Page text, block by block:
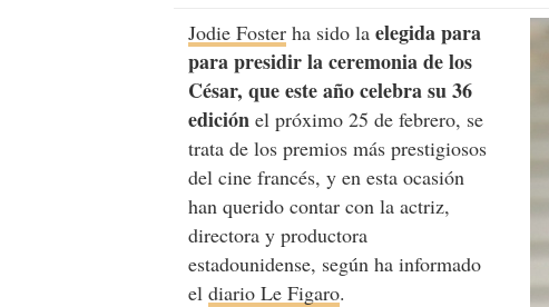
Jodie Foster ha sido laelegida para
para presidir la ceremonia de los
César, que este año celebra su 36
edición el próximo 25 de febrero, se
trata de los premios más prestigiosos
del cine francés, y en esta ocasión
han querido contar con la actriz,
directora y productora
estadounidense, según ha informado
eldiario Le Figaro.